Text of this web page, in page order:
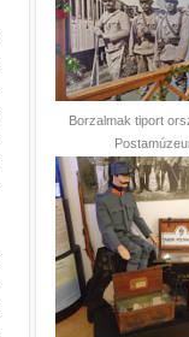
Borzalmak tiport